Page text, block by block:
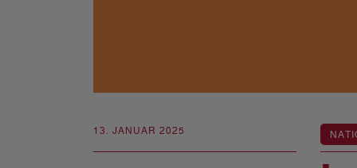
13. JANUAR 2025